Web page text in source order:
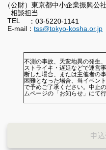
（公財）東京都中小企業振興
相談担当
TEL
：03-5220-1141
E-mail： tss@tokyo-kosha.or.jp
不測の事故、天変地異の発生
ストライキ・遅延などで運営
断した場合、または主催者の
困難となった場合、当イベン
で予めご了承ください。中止
ムページの「お知らせ」にて行
申